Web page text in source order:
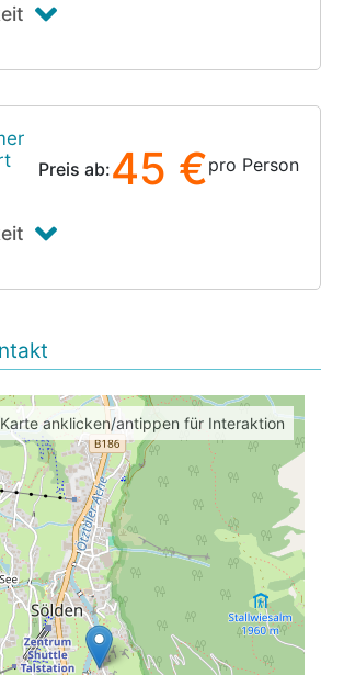
Preis ab:45 €pro Person
Karte anklicken/antippen für Interaktion